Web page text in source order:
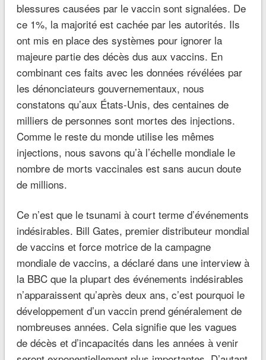
blessures causées par le vaccin sont signalées. De
ce 1%, la majorité est cachée par les autorités. Ils
ont mis en place des systèmes pour ignorer la
majeure partie des décès dus aux vaccins. En
combinant ces faits avec les données révélées par
les dénonciateurs gouvernementaux, nous
constatons qu’aux États-Unis, des centaines de
milliers de personnes sont mortes des injections.
Comme le reste du monde utilise les mêmes
injections, nous savons qu’à l’échelle mondiale le
nombre de morts vaccinales est sans aucun doute
de millions.
Ce n’est que le tsunami à court terme d’événements
indésirables. Bill Gates, premier distributeur mondial
de vaccins et force motrice de la campagne
mondiale de vaccins, a déclaré dans une interview à
la BBC que la plupart des événements indésirables
n’apparaissent qu’après deux ans, c’est pourquoi le
développement d’un vaccin prend généralement de
nombreuses années. Cela signifie que les vagues
de décès et d’incapacités dans les années à venir